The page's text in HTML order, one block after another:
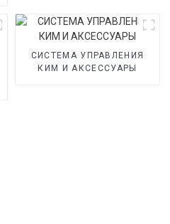
СИСТЕМА УПРАВЛЕНИЯ
КИМ И АКСЕССУАРЫ